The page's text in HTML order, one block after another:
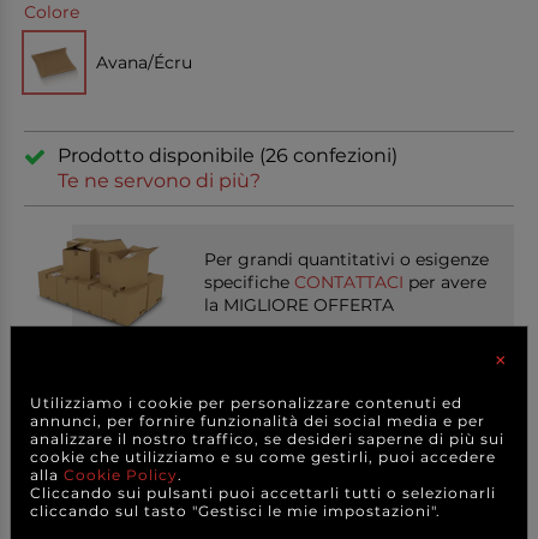
Colore
Avana/Écru
Prodotto disponibile (26 confezioni)
Te ne servono di più?
Per grandi quantitativi o esigenze
specifiche CONTATTACI per avere
la MIGLIORE OFFERTA
Condividi sui social
PRODOTTI CORRELATI
×
Utilizziamo i cookie per personalizzare contenuti ed
annunci, per fornire funzionalità dei social media e per
analizzare il nostro traffico, se desideri saperne di più sui
cookie che utilizziamo e su come gestirli, puoi accedere
alla Cookie Policy.
Cliccando sui pulsanti puoi accettarli tutti o selezionarli
cliccando sul tasto "Gestisci le mie impostazioni".